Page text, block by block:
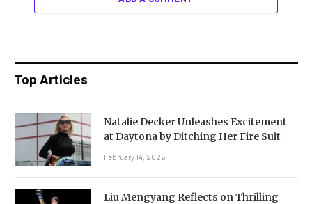
Top Articles
Natalie Decker Unleashes Excitement
at Daytona by Ditching Her Fire Suit
February 14, 2026
Liu Mengyang Reflects on Thrilling